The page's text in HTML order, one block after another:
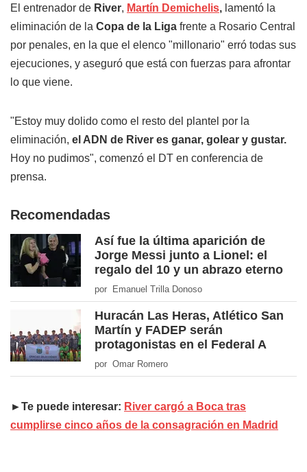
El entrenador de River, Martín Demichelis, lamentó la
eliminación de la Copa de la Liga frente a Rosario Central
por penales, en la que el elenco "millonario" erró todas sus
ejecuciones, y aseguró que está con fuerzas para afrontar
lo que viene.
"Estoy muy dolido como el resto del plantel por la
eliminación, el ADN de River es ganar, golear y gustar.
Hoy no pudimos", comenzó el DT en conferencia de
prensa.
Recomendadas
Así fue la última aparición de
Jorge Messi junto a Lionel: el
regalo del 10 y un abrazo eterno
por Emanuel Trilla Donoso
Huracán Las Heras, Atlético San
Martín y FADEP serán
protagonistas en el Federal A
por Omar Romero
►Te puede interesar: River cargó a Boca tras
cumplirse cinco años de la consagración en Madrid